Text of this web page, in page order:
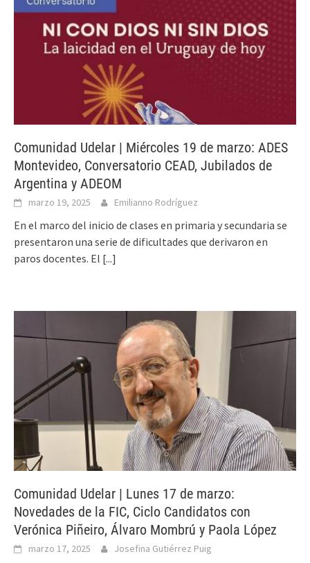
Comunidad Udelar | Miércoles 19 de marzo: ADES
Montevideo, Conversatorio CEAD, Jubilados de
Argentina y ADEOM
marzo 19, 2025 Emilianno Rodríguez
En el marco del inicio de clases en primaria y secundaria se
presentaron una serie de dificultades que derivaron en
paros docentes. El [...]
Comunidad Udelar | Lunes 17 de marzo:
Novedades de la FIC, Ciclo Candidatos con
Verónica Piñeiro, Álvaro Mombrú y Paola López
marzo 17, 2025 Josefina Gutiérrez Puig